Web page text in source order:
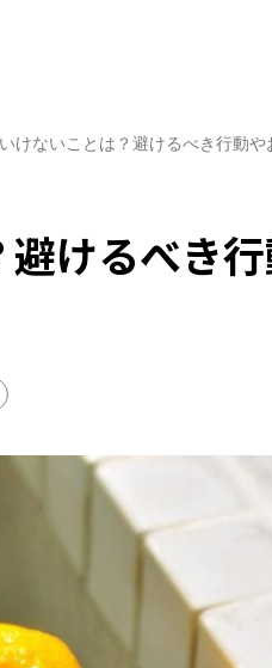
けないことは？避けるべき行動
けるべき